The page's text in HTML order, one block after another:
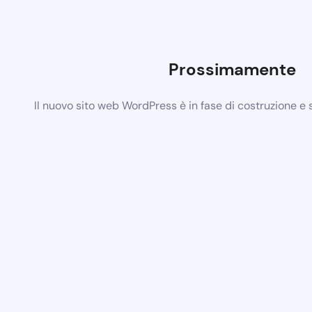
Prossimamente
Il nuovo sito web WordPress è in fase di costruzione